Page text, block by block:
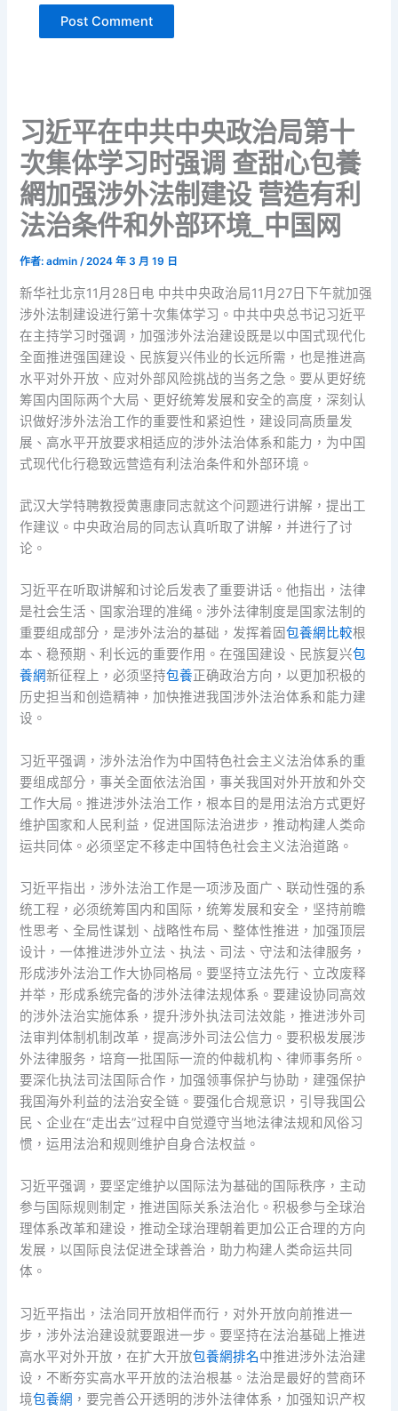
习近平在中共中央政治局第十
次集体学习时强调 查甜心包養
網加强涉外法制建设 营造有利
法治条件和外部环境_中国网
作者:admin/2024 年 3 月 19 日
新华社北京11月28日电 中共中央政治局11月27日下午就加强
涉外法制建设进行第十次集体学习。中共中央总书记习近平
在主持学习时强调，加强涉外法治建设既是以中国式现代化
全面推进强国建设、民族复兴伟业的长远所需，也是推进高
水平对外开放、应对外部风险挑战的当务之急。要从更好统
筹国内国际两个大局、更好统筹发展和安全的高度，深刻认
识做好涉外法治工作的重要性和紧迫性，建设同高质量发
展、高水平开放要求相适应的涉外法治体系和能力，为中国
式现代化行稳致远营造有利法治条件和外部环境。
武汉大学特聘教授黄惠康同志就这个问题进行讲解，提出工
作建议。中央政治局的同志认真听取了讲解，并进行了讨
论。
习近平在听取讲解和讨论后发表了重要讲话。他指出，法律
是社会生活、国家治理的准绳。涉外法律制度是国家法制的
重要组成部分，是涉外法治的基础，发挥着固包養網比較根
本、稳预期、利长远的重要作用。在强国建设、民族复兴包
養網新征程上，必须坚持包養正确政治方向，以更加积极的
历史担当和创造精神，加快推进我国涉外法治体系和能力建
设。
习近平强调，涉外法治作为中国特色社会主义法治体系的重
要组成部分，事关全面依法治国，事关我国对外开放和外交
工作大局。推进涉外法治工作，根本目的是用法治方式更好
维护国家和人民利益，促进国际法治进步，推动构建人类命
运共同体。必须坚定不移走中国特色社会主义法治道路。
习近平指出，涉外法治工作是一项涉及面广、联动性强的系
统工程，必须统筹国内和国际，统筹发展和安全，坚持前瞻
性思考、全局性谋划、战略性布局、整体性推进，加强顶层
设计，一体推进涉外立法、执法、司法、守法和法律服务，
形成涉外法治工作大协同格局。要坚持立法先行、立改废释
并举，形成系统完备的涉外法律法规体系。要建设协同高效
的涉外法治实施体系，提升涉外执法司法效能，推进涉外司
法审判体制机制改革，提高涉外司法公信力。要积极发展涉
外法律服务，培育一批国际一流的仲裁机构、律师事务所。
要深化执法司法国际合作，加强领事保护与协助，建强保护
我国海外利益的法治安全链。要强化合规意识，引导我国公
民、企业在“走出去”过程中自觉遵守当地法律法规和风俗习
惯，运用法治和规则维护自身合法权益。
习近平强调，要坚定维护以国际法为基础的国际秩序，主动
参与国际规则制定，推进国际关系法治化。积极参与全球治
理体系改革和建设，推动全球治理朝着更加公正合理的方向
发展，以国际良法促进全球善治，助力构建人类命运共同
体。
习近平指出，法治同开放相伴而行，对外开放向前推进一
步，涉外法治建设就要跟进一步。要坚持在法治基础上推进
高水平对外开放，在扩大开放包養網排名中推进涉外法治建
设，不断夯实高水平开放的法治根基。法治是最好的营商环
境包養網 ，要完善公开透明的涉外法律体系，加强知识产权